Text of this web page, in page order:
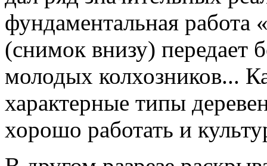
фундаментальная
(снимок внизу) передает
молодых колхозников...
характерные типы
хорошо работать и